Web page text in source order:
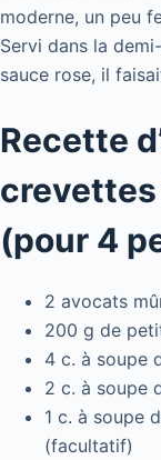
moderne, un peu
Servi dans la
sauce rose, il
Recette
(pour 4
2 avocats
200 g de
4 c. à soupe
2 c. à soupe
1 c. à soupe
(facultatif)